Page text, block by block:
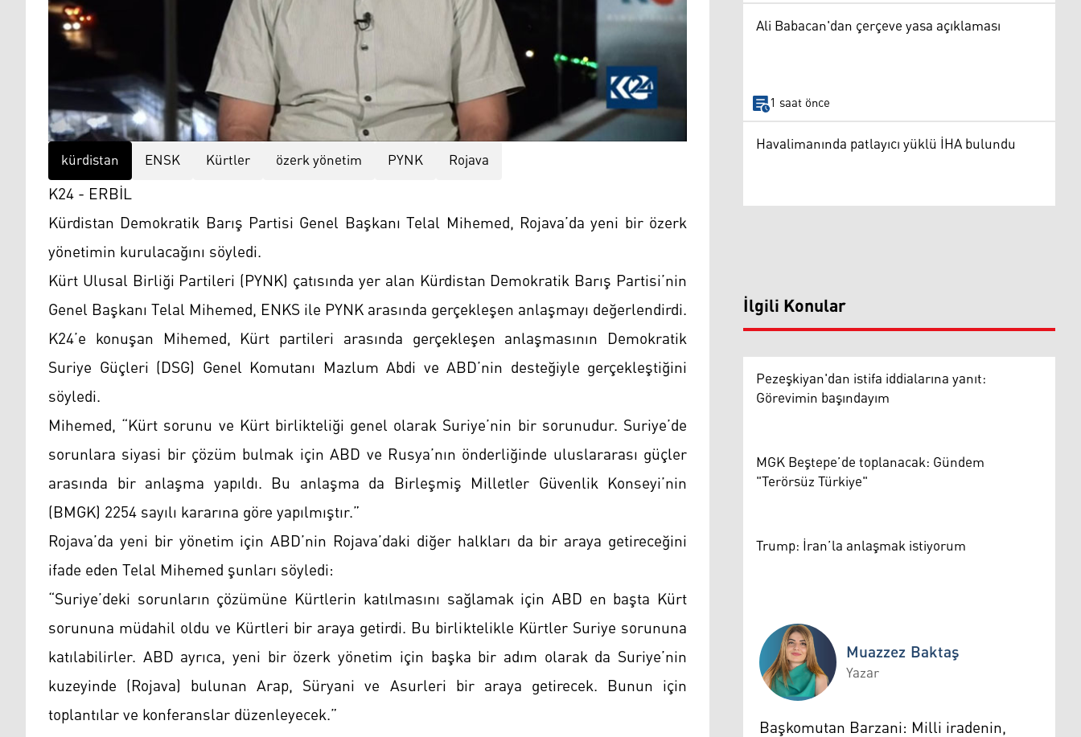
kürdistan ENSK Kürtler özerk yönetim PYNK Rojava
K24 - ERBİL
Kürdistan Demokratik Barış Partisi Genel Başkanı Telal Mihemed, Rojava’da yeni bir özerk
yönetimin kurulacağını söyledi.
Kürt Ulusal Birliği Partileri (PYNK) çatısında yer alan Kürdistan Demokratik Barış Partisi’nin
Genel Başkanı Telal Mihemed, ENKS ile PYNK arasında gerçekleşen anlaşmayı değerlendirdi.
K24’e konuşan Mihemed, Kürt partileri arasında gerçekleşen anlaşmasının Demokratik
Suriye Güçleri (DSG) Genel Komutanı Mazlum Abdi ve ABD’nin desteğiyle gerçekleştiğini
söyledi.
Mihemed, “Kürt sorunu ve Kürt birlikteliği genel olarak Suriye’nin bir sorunudur. Suriye’de
sorunlara siyasi bir çözüm bulmak için ABD ve Rusya’nın önderliğinde uluslararası güçler
arasında bir anlaşma yapıldı. Bu anlaşma da Birleşmiş Milletler Güvenlik Konseyi’nin
(BMGK) 2254 sayılı kararına göre yapılmıştır.”
Rojava’da yeni bir yönetim için ABD’nin Rojava’daki diğer halkları da bir araya getireceğini
ifade eden Telal Mihemed şunları söyledi:
“Suriye’deki sorunların çözümüne Kürtlerin katılmasını sağlamak için ABD en başta Kürt
sorununa müdahil oldu ve Kürtleri bir araya getirdi. Bu birliktelikle Kürtler Suriye sorununa
katılabilirler. ABD ayrıca, yeni bir özerk yönetim için başka bir adım olarak da Suriye’nin
kuzeyinde (Rojava) bulunan Arap, Süryani ve Asurleri bir araya getirecek. Bunun için
toplantılar ve konferanslar düzenleyecek.”
Ali Babacan'dan çerçeve yasa açıklaması
1 saat önce
Havalimanında patlayıcı yüklü İHA bulundu
İlgili Konular
Pezeşkiyan'dan istifa iddialarına yanıt:
Görevimin başındayım
MGK Beştepe’de toplanacak: Gündem
"Terörsüz Türkiye"
Trump: İran’la anlaşmak istiyorum
Muazzez Baktaş
Muazzez Baktaş
Yazar
Başkomutan Barzani: Milli iradenin,